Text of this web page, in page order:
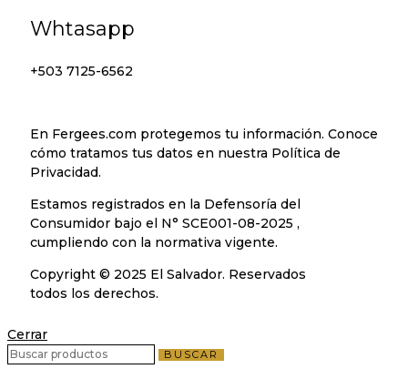
Whtasapp
+503 7125-6562
En Fergees.com protegemos tu información. Conoce
cómo tratamos tus datos en nuestra Política de
Privacidad.
Estamos registrados en la Defensoría del
Consumidor bajo el N° SCE001-08-2025 ,
cumpliendo con la normativa vigente.
Copyright © 2025 El Salvador. Reservados
todos los derechos.
Cerrar
BUSCAR